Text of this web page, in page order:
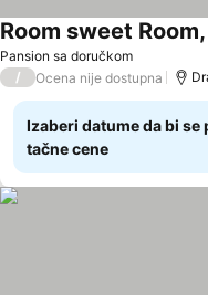
Pansion sa doručkom
Room sweet
/ Ocena nije dostupna
Izaberi datume da bi se
tačne cene